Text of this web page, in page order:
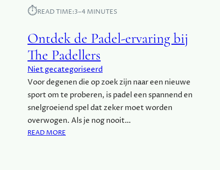
I
⏱︎READ TIME:3–4 MINUTES
Ontdek de Padel-ervaring bij
The Padellers
Niet gecategoriseerd
Voor degenen die op zoek zijn naar een nieuwe
sport om te proberen, is padel een spannend en
snelgroeiend spel dat zeker moet worden
overwogen. Als je nog nooit…
READ MORE